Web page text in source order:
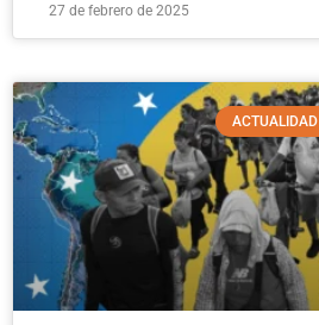
27 de febrero de 2025
ACTUALIDAD